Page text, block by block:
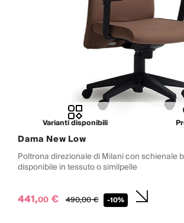
Varianti disponibili
Dama New Low
Poltrona direzionale di Milani con schienale
disponibile in tessuto o similpelle
441,00 € 490,00€ -10%